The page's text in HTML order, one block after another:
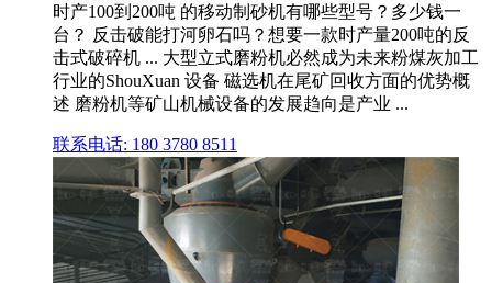
时产100到200吨 的移动制砂机有哪些型号？多少钱一
台？ 反击破能打河卵石吗？想要一款时产量200吨的反
击式破碎机 ... 大型立式磨粉机必然成为未来粉煤灰加工
行业的ShouXuan 设备 磁选机在尾矿回收方面的优势概
述 磨粉机等矿山机械设备的发展趋向是产业 ...
联系电话: 180 3780 8511